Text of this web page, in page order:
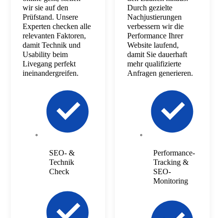
wir sie auf den
Prüfstand. Unsere
Experten checken alle
relevanten Faktoren,
damit Technik und
Usability beim
Livegang perfekt
ineinandergreifen.
SEO- &
Technik
Check
Durch gezielte
Nachjustierungen
verbessern wir die
Performance Ihrer
Website laufend,
damit Sie dauerhaft
mehr qualifizierte
Anfragen generieren.
Performance-
Tracking &
SEO-
Monitoring